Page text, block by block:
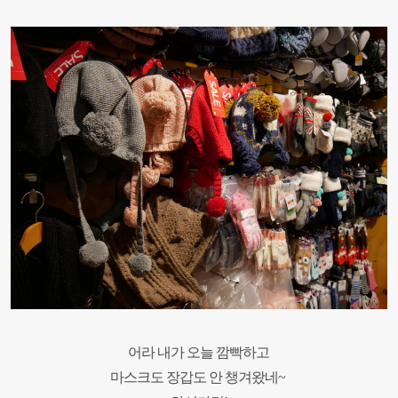
어라 내가 오늘 깜빡하고
마스크도 장갑도 안 챙겨왔네~